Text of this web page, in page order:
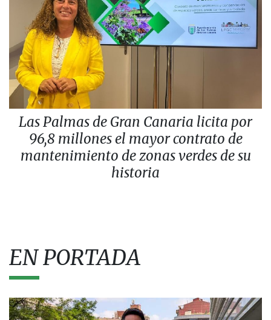
Las Palmas de Gran Canaria licita por
96,8 millones el mayor contrato de
mantenimiento de zonas verdes de su
historia
EN PORTADA